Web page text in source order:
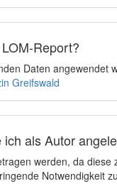
Report?
Daten angewendet
Greifswald
als Autor
werden, da
Notwendigkeit